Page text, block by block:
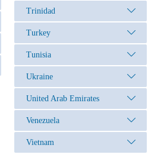
Trinidad
Turkey
Tunisia
Ukraine
United Arab Emirates
Venezuela
Vietnam